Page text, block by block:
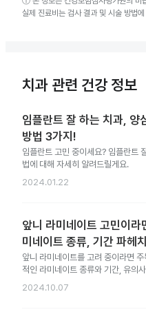
실제 진료비는 검사 결과 및 시술 방법
치과 관련 건강 정보
임플란트 잘 하는 치과, 양
방법 3가지!
임플란트 고민 중이세요? 임플란트
법에 대해 자세히 알려드릴게요.
2024.01.22
앞니 라미네이트 고민이라
미네이트 종류, 기간 파헤
앞니 라미네이트를 고려 중이라면 주
적인 라미네이트 종류와 기간, 유의
게요.
2024.10.07